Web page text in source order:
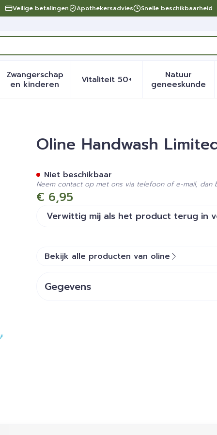
Veilige betalingen Apothekersadvies Snelle beschikbaarheid
verzorging en hygiëne categorie
voor Dieet, voeding en vitamines categorie
Zwangerschap
en kinderenToon submenu voor Zwangerschap en
Vitaliteit 50+Toon submenu voor
Natuur
geneeskunde
Toon
2014 Fl 300ml
Oline Handwash
€ 6,95
Verwittig mij als het product terug in
Niet beschikbaar
Neem contact op met ons via telefoon of e-mail, dan
Bekijk alle producten van oline
Gegevens